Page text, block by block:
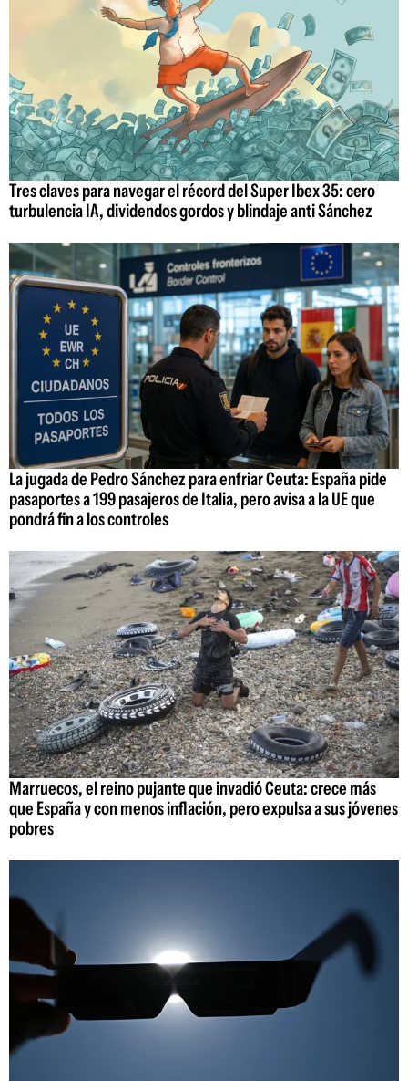
Tres claves para navegar el récord del Super Ibex 35: cero
turbulencia IA, dividendos gordos y blindaje anti Sánchez
La jugada de Pedro Sánchez para enfriar Ceuta: España pide
pasaportes a 199 pasajeros de Italia, pero avisa a la UE que
pondrá fin a los controles
Marruecos, el reino pujante que invadió Ceuta: crece más
que España y con menos inflación, pero expulsa a sus jóvenes
pobres